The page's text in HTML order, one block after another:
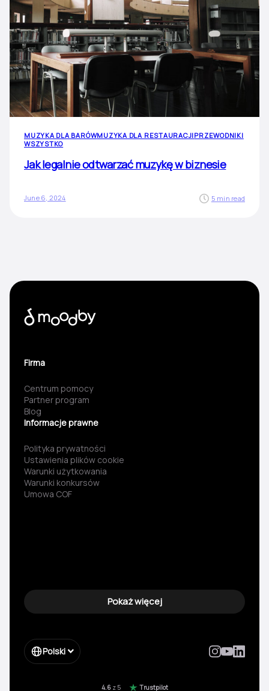
MUZYKA DLA BARÓWMUZYKA DLA RESTAURACJIPRZEWODNIKI
WSZYSTKO
Jak legalnie odtwarzać muzykę w biznesie
June 6, 2024 5 min read
Firma
Centrum pomocy
Partner program
Blog
Informacje prawne
Polityka prywatności
Ustawienia plików cookie
Warunki użytkowania
Warunki konkursów
Umowa COF
Pokaż więcej
Polski
4.6z 5 Trustpilot